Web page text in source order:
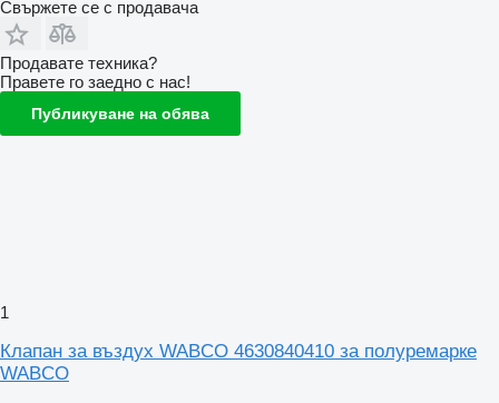
Свържете се с продавача
Продавате техника?
Правете го заедно с нас!
Публикуване на обява
1
Клапан за въздух WABCO 4630840410 за полуремарке
WABCO